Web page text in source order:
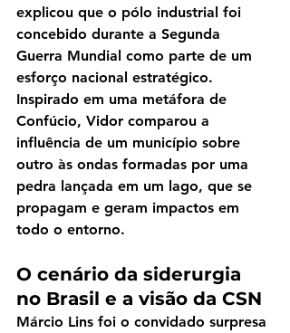
explicou que o pólo industrial foi
concebido durante a Segunda
Guerra Mundial como parte de um
esforço nacional estratégico.
Inspirado em uma metáfora de
Confúcio, Vidor comparou a
influência de um município sobre
outro às ondas formadas por uma
pedra lançada em um lago, que se
propagam e geram impactos em
todo o entorno.
O cenário da siderurgia
no Brasil e a visão da CSN
Márcio Lins foi o convidado surpresa